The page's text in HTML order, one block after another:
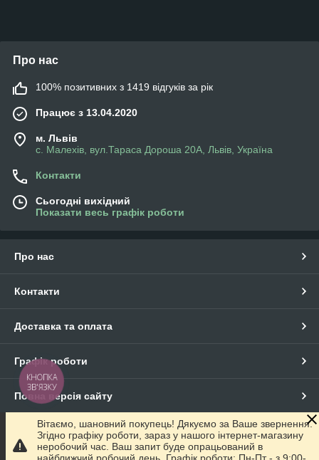
Про нас
100% позитивних з 1419 відгуків за рік
Працює з 13.04.2020
м. Львів
с. Малехів, вул.Тараса Дороша 20А, Львів, Україна
Контакти
Сьогодні вихідний
Показати весь графік роботи
Про нас
Контакти
Доставка та оплата
Графік роботи
Повна версія сайту
Сайт створено на маркетплейсіProm.ua
Вітаємо, шановний покупець! Дякуємо за Ваше звернення.
Згідно графіку роботи, зараз у нашого інтернет-магазину
неробочий час. Ваш запит буде опрацьований в
КНОПКА
ЗВ'ЯЗКУ